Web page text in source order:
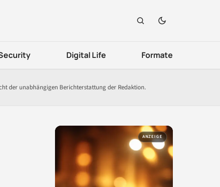
Digital Life Formate
der unabhängigen Berichterstattung der Redaktion.
ANZEIGE